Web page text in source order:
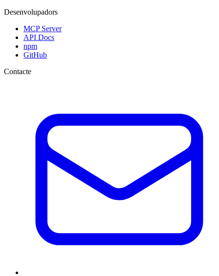
Desenvolupadors
MCP Server
API Docs
npm
GitHub
Contacte